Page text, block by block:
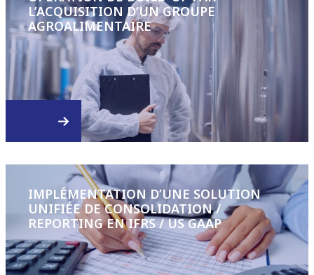
L’ACQUISITION D’UN GROUPE
AGROALIMENTAIRE
IMPLÉMENTATION D’UNE SOLUTION
UNIFIÉE DE CONSOLIDATION /
REPORTING EN IFRS / US GAAP